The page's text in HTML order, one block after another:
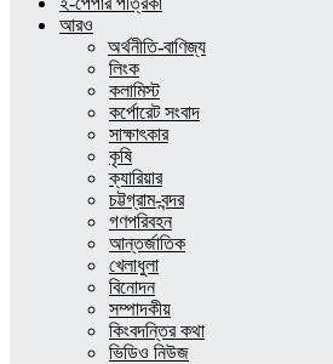
আরও
অর্থনীতি-বাণিজ্য
লিংক
কলামিস্ট
কর্পোরেট সংবাদ
সাক্ষাৎকার
কৃষি
ক্যারিয়ার
চট্টগ্রাম-বন্দর
গণপরিবহন
আন্তর্জাতিক
খেলাধুলা
বিনোদন
সম্পাদকীয়
কিংবদন্তির কথা
ভিডিও নিউজ